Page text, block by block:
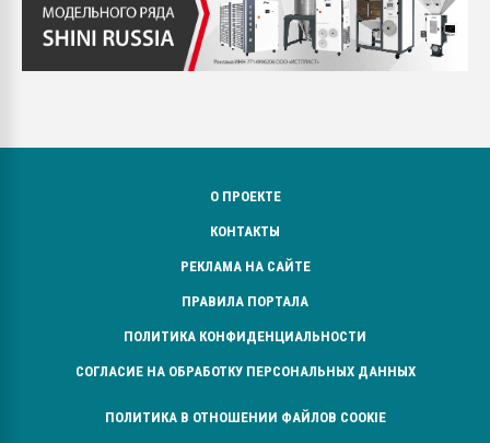
О ПРОЕКТЕ
КОНТАКТЫ
РЕКЛАМА НА САЙТЕ
ПРАВИЛА ПОРТАЛА
ПОЛИТИКА КОНФИДЕНЦИАЛЬНОСТИ
СОГЛАСИЕ НА ОБРАБОТКУ ПЕРСОНАЛЬНЫХ ДАННЫХ
ПОЛИТИКА В ОТНОШЕНИИ ФАЙЛОВ COOKIE